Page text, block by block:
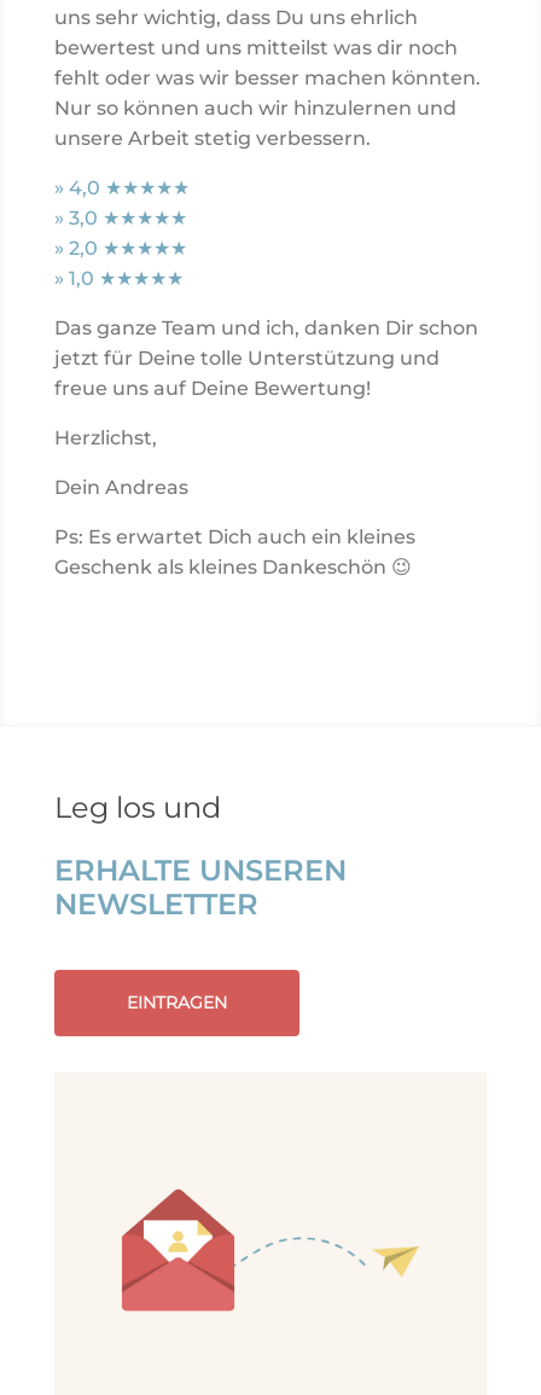
uns sehr wichtig, dass Du uns ehrlich
bewertest und uns mitteilst was dir noch
fehlt oder was wir besser machen könnten.
Nur so können auch wir hinzulernen und
unsere Arbeit stetig verbessern.
» 4,0 ★★★★★
» 3,0 ★★★★★
» 2,0 ★★★★★
» 1,0 ★★★★★
Das ganze Team und ich, danken Dir schon
jetzt für Deine tolle Unterstützung und
freue uns auf Deine Bewertung!
Herzlichst,
Dein Andreas
Ps: Es erwartet Dich auch ein kleines
Geschenk als kleines Dankeschön 😉
Leg los und
ERHALTE UNSEREN
NEWSLETTER
EINTRAGEN